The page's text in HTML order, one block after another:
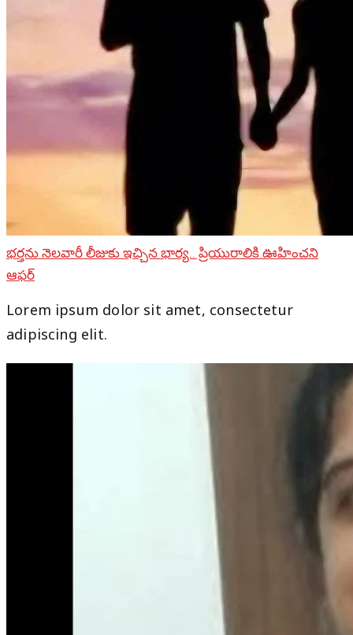
భర్తను నెలవారీ లీజుకు ఇచ్చిన భార్య.. ప్రియురాలికి ఊహించని
ఆఫర్
Lorem ipsum dolor sit amet, consectetur
adipiscing elit.